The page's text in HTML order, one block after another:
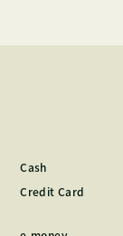
Cash
Credit Card